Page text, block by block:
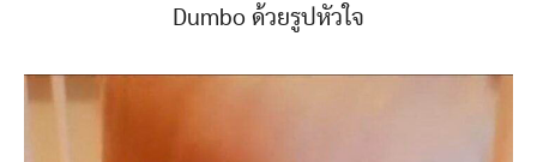
Dumbo ด้วยรูปหัวใจ